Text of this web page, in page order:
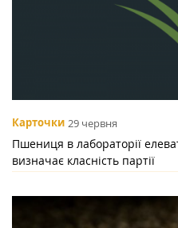
Карточки 29 червня
Пшениця в лабораторії
визначає класність партії